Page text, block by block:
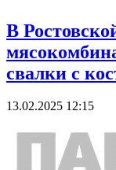
В
свалки с
13.02.2025 12:15